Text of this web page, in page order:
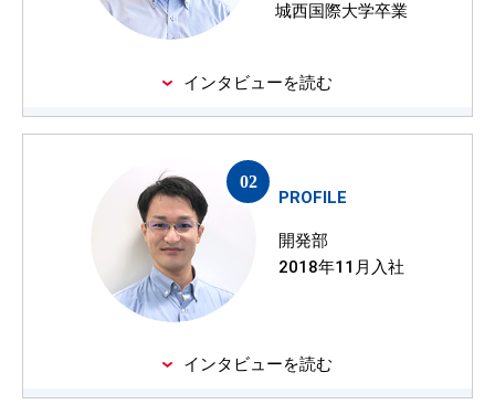
城西国際大学卒業
インタビューを読む
PROFILE
開発部
2018年11月入社
インタビューを読む